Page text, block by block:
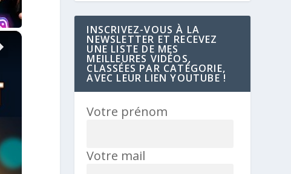
× INSCRIVEZ-VOUS À LA
NEWSLETTER ET RECEVEZ
UNE LISTE DE MES
MEILLEURES VIDÉOS,
CLASSÉES PAR CATÉGORIE,
AVEC LEUR LIEN YOUTUBE !
Votre prénom
Votre mail